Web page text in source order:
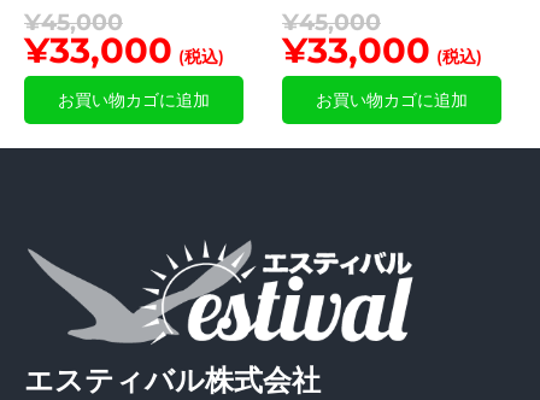
¥45,000
¥33,000 (税込)
お買い物カゴに追加
¥45,000
¥33,000 (税込)
お買い物カゴに追加
エスティバル株式会社